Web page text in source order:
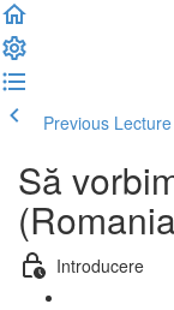
Previous Lecture
Să
Introducere